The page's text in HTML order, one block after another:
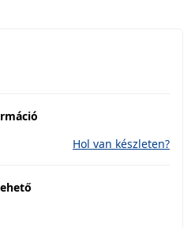
Hol van készleten?